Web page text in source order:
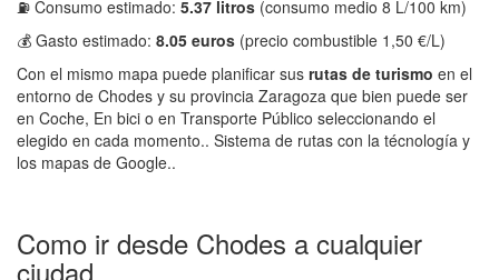
⛽ Consumo estimado: 5.37 litros (consumo medio 8 L/100 km)
💰 Gasto estimado: 8.05 euros (precio combustible 1,50 €/L)
Con el mismo mapa puede planificar sus rutas de turismo en el
entorno de Chodes y su provincia Zaragoza que bien puede ser
en Coche, En bici o en Transporte Público seleccionando el
elegido en cada momento.. Sistema de rutas con la técnología y
los mapas de Google..
Como ir desde Chodes a cualquier
ciudad